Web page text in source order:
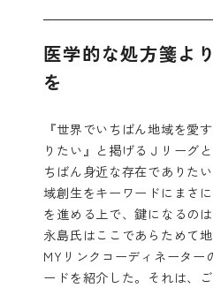
医学的な処方箋よ
を
『世界でいちばん地域を愛
りたい』と掲げるＪリーグ
ちばん身近な存在でありた
域創生をキーワードにまさ
を進める上で、鍵になるの
永島氏はここであらためて
MYリンクコーディネーター
ードを紹介した。それは、